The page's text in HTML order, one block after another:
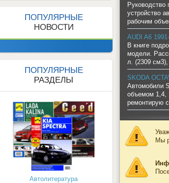
Руководство
устройство
рабочим
AUDI A6
В книге
модели.
л. (2309 см3),
SKODA
Автомобили
объемом 1,4,
ремонтирую
Мы
ПОПУЛЯРНЫЕ
НОВОСТИ
ПОПУЛЯРНЫЕ
РАЗДЕЛЫ
Автолитература